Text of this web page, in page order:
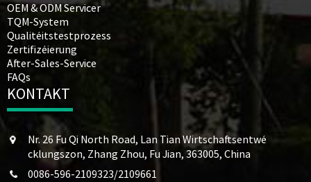
OEM & ODM Servicer
TQM-System
Qualitéitstestprozess
Zertifizéierung
After-Sales-Service
FAQs
KONTAKT
Nr. 26 Fu Qi North Road, Lan Tian Wirtschaftsentwé
cklungszon, Zhang Zhou, Fu Jian, 363005, China
0086-596-2109323/2109661